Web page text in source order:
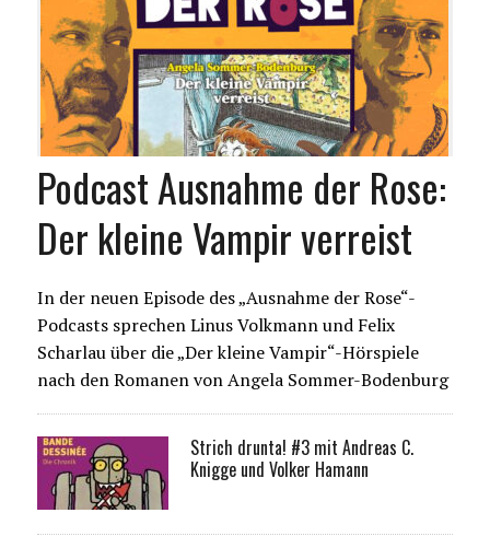
Podcast Ausnahme der Rose:
Der kleine Vampir verreist
In der neuen Episode des „Ausnahme der Rose“-
Podcasts sprechen Linus Volkmann und Felix
Scharlau über die „Der kleine Vampir“-Hörspiele
nach den Romanen von Angela Sommer-Bodenburg
Strich drunta! #3 mit Andreas C.
Knigge und Volker Hamann